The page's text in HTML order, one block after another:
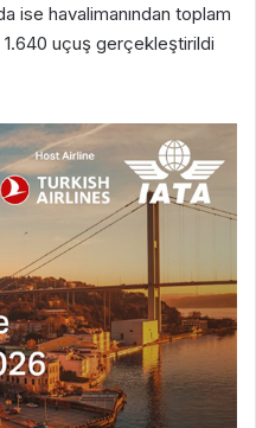
ise havalimanından toplam
uçuş gerçekleştirildi